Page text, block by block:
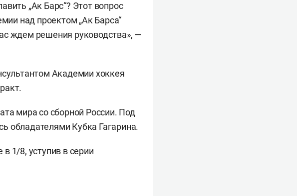
„Ак Барс“? Этот вопрос
над проектом „Ак Барса“
ждем решения руководства», —
Академии хоккея
мира со сборной России. Под
обладателями Кубка Гагарина.
1/8, уступив в серии